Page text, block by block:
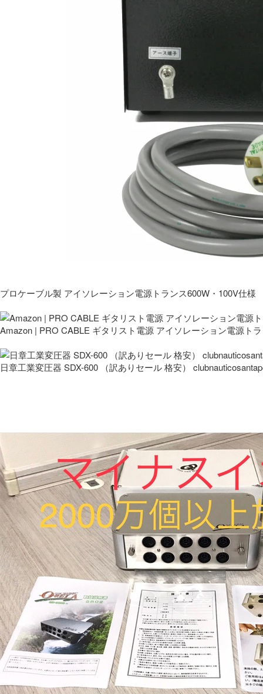
プロケーブル製 アイソレーション電源トランス600W・100V仕様
Amazon | PRO CABLE ギタリスト電源 アイソレーション電源ト
日章工業変圧器 SDX-600 （訳ありセール 格安）